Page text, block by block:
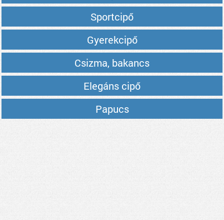
Sportcipő
Gyerekcipő
Csizma, bakancs
Elegáns cipő
Papucs